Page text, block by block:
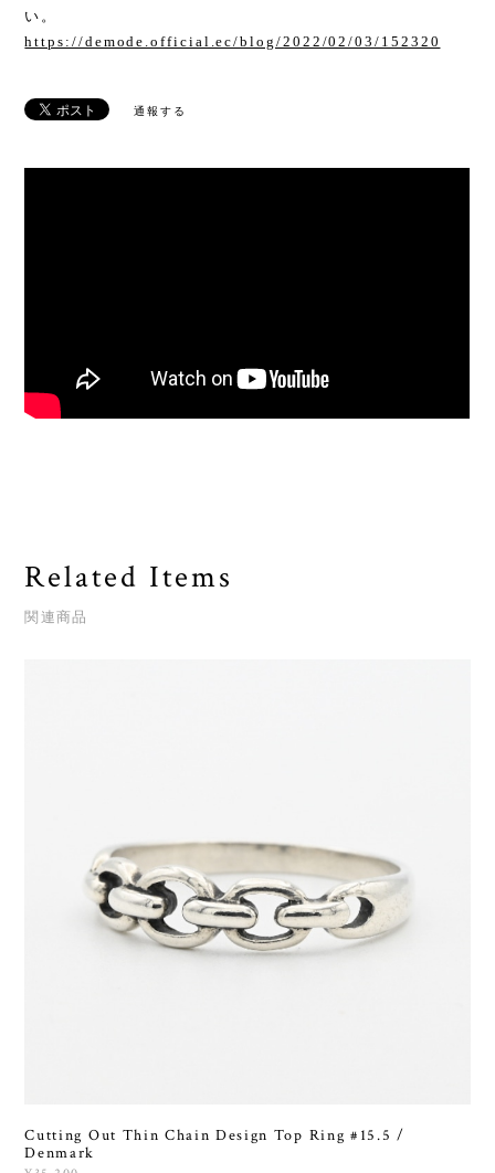
い。
https://demode.official.ec/blog/2022/02/03/152320
通報する
Related Items
関連商品
Cutting Out Thin Chain Design Top Ring #15.5 /
Denmark